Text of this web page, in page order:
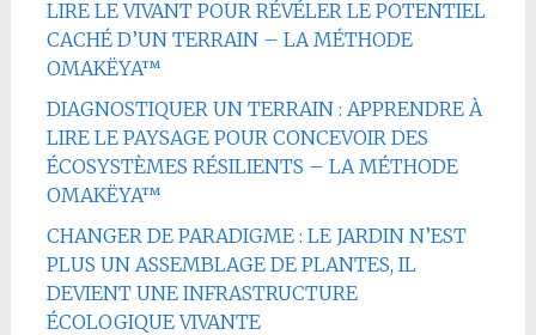
LIRE LE VIVANT POUR RÉVÉLER LE POTENTIEL
CACHÉ D’UN TERRAIN – LA MÉTHODE
OMAKËYA™
DIAGNOSTIQUER UN TERRAIN : APPRENDRE À
LIRE LE PAYSAGE POUR CONCEVOIR DES
ÉCOSYSTÈMES RÉSILIENTS – LA MÉTHODE
OMAKËYA™
CHANGER DE PARADIGME : LE JARDIN N’EST
PLUS UN ASSEMBLAGE DE PLANTES, IL
DEVIENT UNE INFRASTRUCTURE
ÉCOLOGIQUE VIVANTE